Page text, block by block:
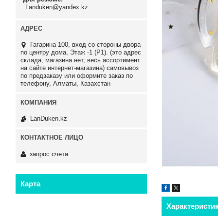
Landuken@yandex.kz
Гагарина 100, вход со стороны двора
по центру дома, Этаж -1 (P1). (это адрес
склада, магазина нет, весь ассортимент
на сайте интернет-магазина) самовывоз
по предзаказу или оформите заказ по
телефону, Алматы, Казахстан
LanDuken.kz
запрос счета
Карта